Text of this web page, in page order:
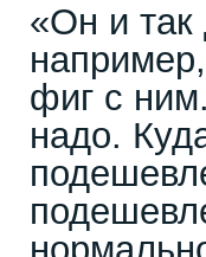
«Он и
фиг с
надо.